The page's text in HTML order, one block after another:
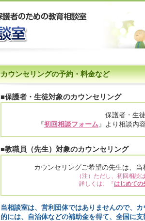
カウンセリングの予約・料金など
■保護者・生徒対象のカウンセリング
保護者・生
『初回相談フォーム』より相談内
■教職員（先生）対象のカウンセリング
カウンセリングご希望の先生は、
（注）ただし、初回相談
詳しくは、『はじめての
当相談室は、営利団体ではありませんので、
的には、自治体などの補助金を得て、全国に